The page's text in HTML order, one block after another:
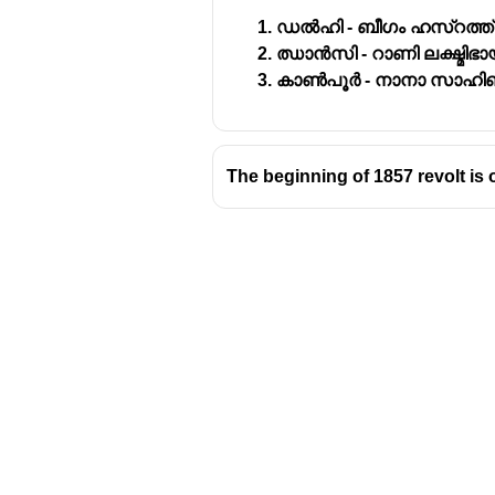
ഡൽഹി - ബീഗം
ഝാൻസി - റാണി
കാൺപൂർ - നാനാ
The beginning of 1857 revolt is